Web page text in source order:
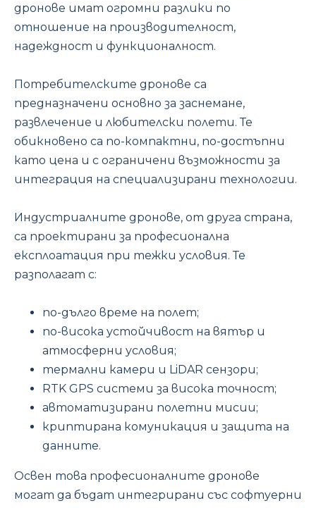
дронове имат огромни разлики по
отношение на производителност,
надеждност и функционалност.
Потребителските дронове са
предназначени основно за заснемане,
развлечение и любителски полети. Те
обикновено са по-компактни, по-достъпни
като цена и с ограничени възможности за
интеграция на специализирани технологии.
Индустриалните дронове, от друга страна,
са проектирани за професионална
експлоатация при тежки условия. Те
разполагат с:
по-дълго време на полет;
по-висока устойчивост на вятър и
атмосферни условия;
термални камери и LiDAR сензори;
RTK GPS системи за висока точност;
автоматизирани полетни мисии;
криптирана комуникация и защита на
данните.
Освен това професионалните дронове
могат да бъдат интегрирани със софтуерни